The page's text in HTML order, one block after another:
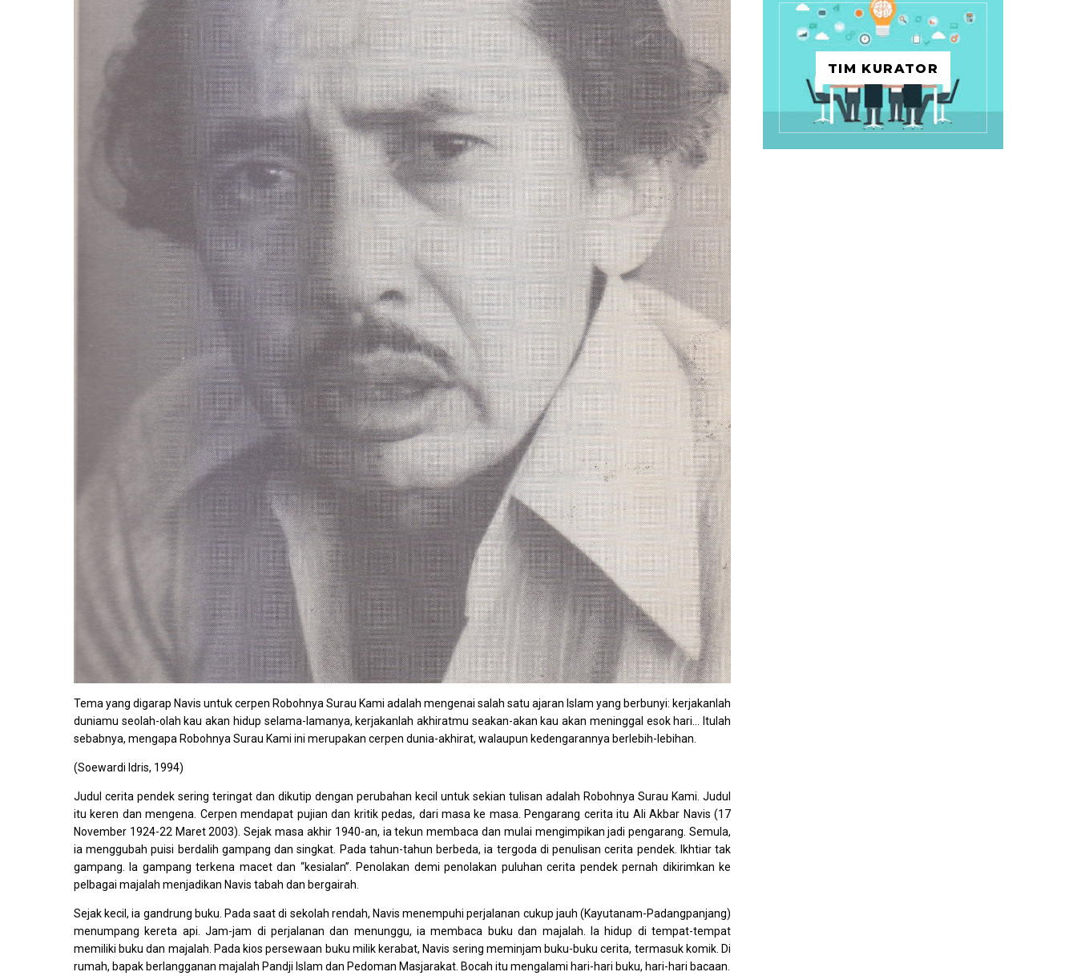
Tema yang digarap Navis untuk cerpen Robohnya Surau Kami adalah mengenai salah satu ajaran Islam yang berbunyi: kerjakanlah
duniamu seolah-olah kau akan hidup selama-lamanya, kerjakanlah akhiratmu seakan-akan kau akan meninggal esok hari… Itulah
sebabnya, mengapa Robohnya Surau Kami ini merupakan cerpen dunia-akhirat, walaupun kedengarannya berlebih-lebihan.
(Soewardi Idris, 1994)
Judul cerita pendek sering teringat dan dikutip dengan perubahan kecil untuk sekian tulisan adalah Robohnya Surau Kami. Judul
itu keren dan mengena. Cerpen mendapat pujian dan kritik pedas, dari masa ke masa. Pengarang cerita itu Ali Akbar Navis (17
November 1924-22 Maret 2003). Sejak masa akhir 1940-an, ia tekun membaca dan mulai mengimpikan jadi pengarang. Semula,
ia menggubah puisi berdalih gampang dan singkat. Pada tahun-tahun berbeda, ia tergoda di penulisan cerita pendek. Ikhtiar tak
gampang. Ia gampang terkena macet dan “kesialan”. Penolakan demi penolakan puluhan cerita pendek pernah dikirimkan ke
pelbagai majalah menjadikan Navis tabah dan bergairah.
Sejak kecil, ia gandrung buku. Pada saat di sekolah rendah, Navis menempuhi perjalanan cukup jauh (Kayutanam-Padangpanjang)
menumpang kereta api. Jam-jam di perjalanan dan menunggu, ia membaca buku dan majalah. Ia hidup di tempat-tempat
memiliki buku dan majalah. Pada kios persewaan buku milik kerabat, Navis sering meminjam buku-buku cerita, termasuk komik. Di
rumah, bapak berlangganan majalah Pandji Islam dan Pedoman Masjarakat. Bocah itu mengalami hari-hari buku, hari-hari bacaan.
TIM KURATOR